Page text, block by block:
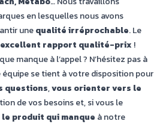
en lesquelles nous avons
unequalité irréprochable. Le
excellent rapport qualité-prix !
manque à l’appel ? N’hésitez pas à
équipe se tient à votre disposition pour
questions,vous orienter vers le
de vos besoins et, si vous le
produit qui manque à notre